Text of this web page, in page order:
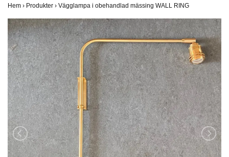
Hem › Produkter › Vägglampa i obehandlad mässing WALL RING